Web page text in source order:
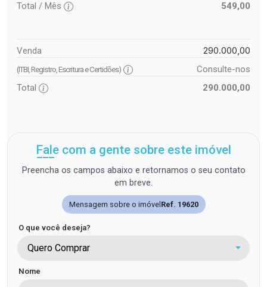
Total / Mês
549,00
Venda 290.000,00
(ITBI, Registro, Escritura e Certidões)
Consulte-nos
Total
290.000,00
Fale com a gente sobre este imóvel
Preencha os campos abaixo e retornamos o seu contato
em breve.
Mensagem sobre o imóvel Ref. 19620
O que você deseja?
Quero Comprar
Nome